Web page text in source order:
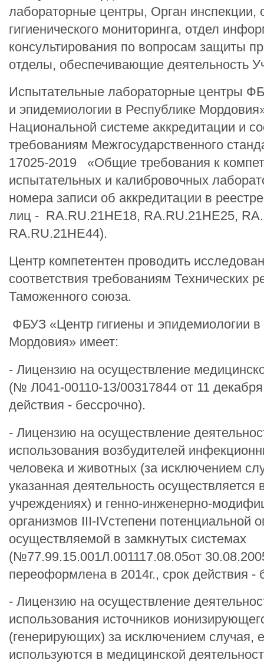
лабораторные центры, Орган инспекции,
гигиенического мониторинга, отдел
консультирования по вопросам защиты
отделы, обеспечивающие деятельность
Испытательные лабораторные центры
и эпидемиологии в Республике
Национальной системе аккредитации и
требованиям Межгосударственного
17025-2019 «Общие требования к
испытательных и калибровочных
номера записи об аккредитации в
лиц - RA.RU.21HE18, RA.RU.21HE25,
RA.RU.21HE44).
Центр компетентен проводить
соответствия требованиям Технических
Таможенного союза.
ФБУЗ «Центр гигиены и эпидемиологии в
Мордовия» имеет:
- Лицензию на осуществление
(№ Л041-00110-13/00317844 от 11 декабря
действия - бессрочно).
- Лицензию на осуществление
использования возбудителей
человека и животных (за исключением
указанная деятельность осуществляется
учреждениях) и генно-инженерно-
организмов III-IVстепени потенциальной
осуществляемой в замкнутых системах
(№77.99.15.001Л.001117.08.05от
переоформлена в 2014г., срок действия -
- Лицензию на осуществление
использования источников
(генерирующих) за исключением случая,
используются в медицинской